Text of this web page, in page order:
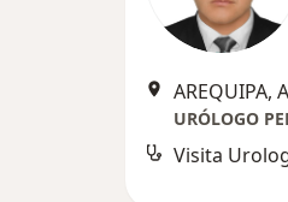
AREQUIPA,
Visita